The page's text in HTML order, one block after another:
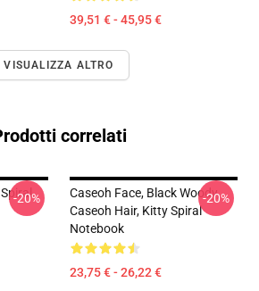
39,51 € - 45,95 €
VISUALIZZA ALTRO
correlati
-20%
Caseoh Face, Black Woody,
Caseoh Hair, Kitty Spiral
Notebook
23,75 € - 26,22 €
-20%